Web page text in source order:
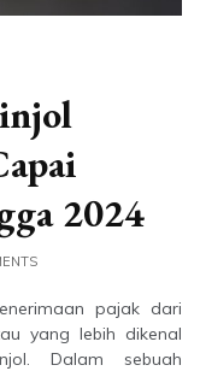
2024
pajak dari
yang lebih dikenal
Dalam sebuah